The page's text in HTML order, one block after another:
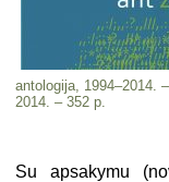
antologija, 1994–2014.
2014. – 352 p.
Su apsakymu